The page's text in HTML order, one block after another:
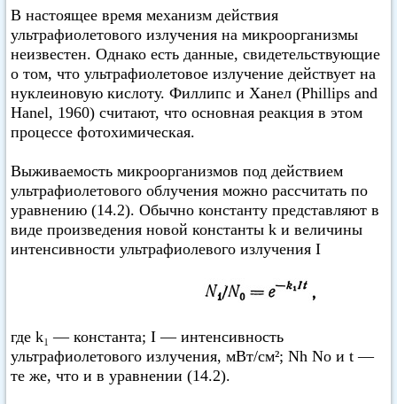
В настоящее время механизм действия
ультрафиолетового излучения на микроорганизмы
неизвестен. Однако есть данные, свидетельствующие
о том, что ультрафиолетовое излучение действует на
нуклеиновую кислоту. Филлипс и Ханел (Phillips and
Hanel, 1960) считают, что основная реакция в этом
процессе фотохимическая.
Выживаемость микроорганизмов под действием
ультрафиолетового облучения можно рассчитать по
уравнению (14.2). Обычно константу представляют в
виде произведения новой константы k и величины
интенсивности ультрафиолевого излучения I
где k₁ — константа; I — интенсивность
ультрафиолетового излучения, мВт/см²; Nh No и t —
те же, что и в уравнении (14.2).